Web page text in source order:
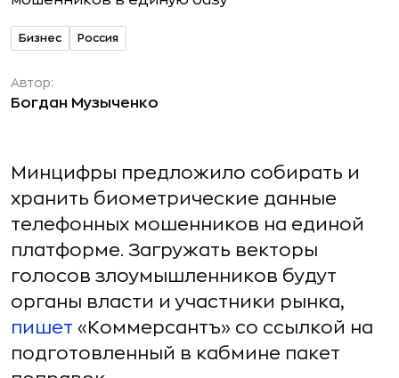
Бизнес Россия
Автор:
Богдан Музыченко
Минцифры предложило собирать и
хранить биометрические данные
телефонных мошенников на единой
платформе. Загружать векторы
голосов злоумышленников будут
органы власти и участники рынка,
пишет «Коммерсантъ» со ссылкой на
подготовленный в кабмине пакет